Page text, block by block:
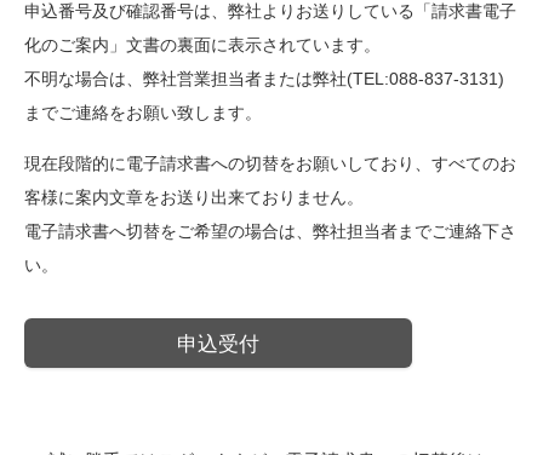
申込番号及び確認番号は、弊社よりお送りしている「請求書電子
化のご案内」文書の裏面に表示されています。
不明な場合は、弊社営業担当者または弊社(TEL:088-837-3131)
までご連絡をお願い致します。
現在段階的に電子請求書への切替をお願いしており、すべてのお
客様に案内文章をお送り出来ておりません。
電子請求書へ切替をご希望の場合は、弊社担当者までご連絡下さ
い。
申込受付